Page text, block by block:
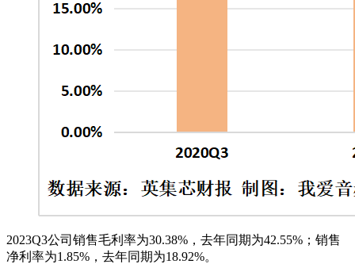
2023Q3公司销售毛利率为30.38%，去年同期为42.55%；销售
净利率为1.85%，去年同期为18.92%。